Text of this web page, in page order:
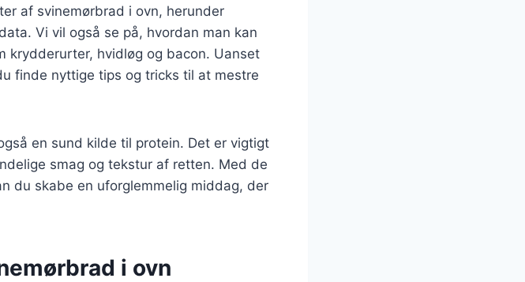
af svinemørbrad i ovn, herunder
Vi vil også se på, hvordan man kan
krydderurter, hvidløg og bacon. Uanset
finde nyttige tips og tricks til at mestre
en sund kilde til protein. Det er vigtigt
smag og tekstur af retten. Med de
du skabe en uforglemmelig middag, der
i ovn